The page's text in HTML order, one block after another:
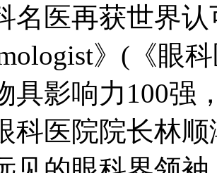
名医再获世界
》(《眼
具影响力100强
科医院院长林